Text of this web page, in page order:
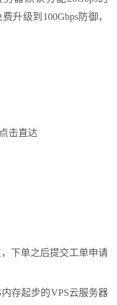
升级到100Gbps防御，
击直达
下单之后提交工单申请
存起步的VPS云服务器